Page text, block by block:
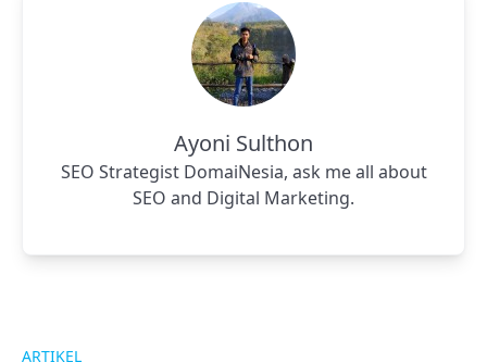
Ayoni Sulthon
SEO Strategist DomaiNesia, ask me all about
SEO and Digital Marketing.
ARTIKEL